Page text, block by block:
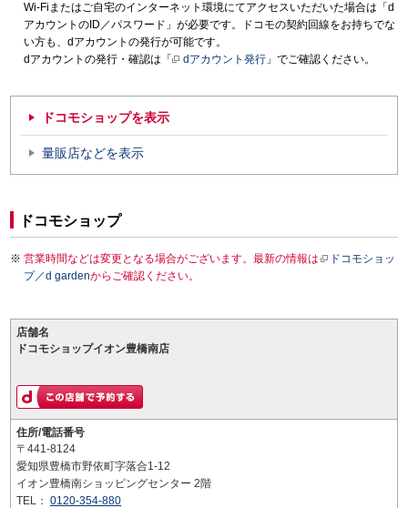
Wi-Fiまたはご自宅のインターネット環境にてアクセスいただいた場合は「d
アカウントのID／パスワード」が必要です。ドコモの契約回線をお持ちでな
い方も、dアカウントの発行が可能です。
dアカウントの発行・確認は「
dアカウント発行 」でご確認ください。
ドコモショップを表示
量販店などを表示
ドコモショップ
営業時間などは変更となる場合がございます。最新の情報は
ドコモショッ
プ／d gardenからご確認ください。
店舗名
ドコモショップイオン豊橋南店
住所/電話番号
〒441-8124
愛知県豊橋市野依町字落合1-12
イオン豊橋南ショッピングセンター 2階
TEL： 0120-354-880